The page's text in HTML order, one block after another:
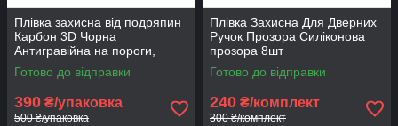
Плівка захисна від подряпин
Карбон 3D Чорна
Антигравійна на пороги,
дзеркала, кузов 7 см на 3 м
Готово до відправки
390 ₴/упаковка
500 ₴/упаковка
Плівка Захисна Для Дверних
Ручок Прозора Силіконова
прозора 8шт
Готово до відправки
240 ₴/комплект
300 ₴/комплект